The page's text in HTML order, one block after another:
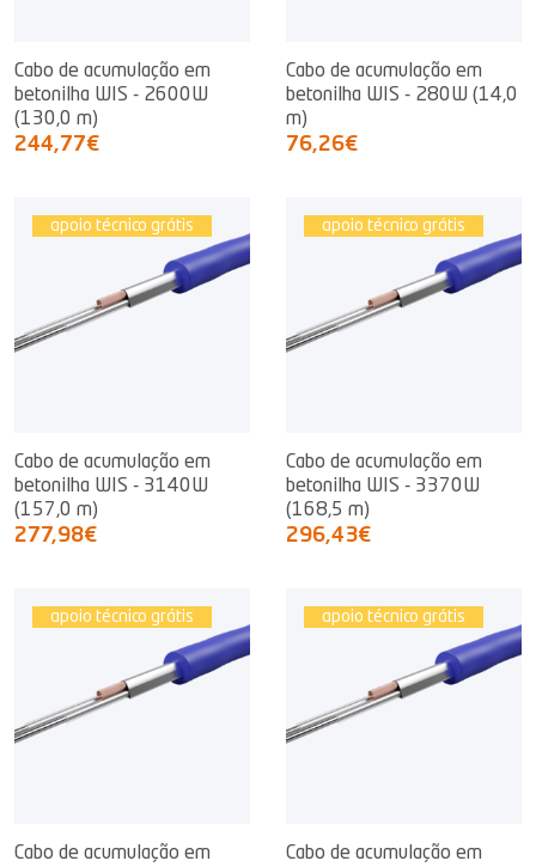
Cabo de acumulação em
betonilha WIS - 2600W
(130,0 m)
244,77€
Cabo de acumulação em
betonilha WIS - 280W (14,0
m)
76,26€
apoio técnico grátis
Cabo de acumulação em
betonilha WIS - 3140W
(157,0 m)
277,98€
apoio técnico grátis
Cabo de acumulação em
betonilha WIS - 3370W
(168,5 m)
296,43€
apoio técnico grátis
Cabo de acumulação em
apoio técnico grátis
Cabo de acumulação em